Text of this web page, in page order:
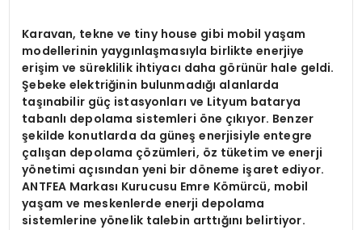
Karavan, tekne ve tiny house gibi mobil yaşam
modellerinin yaygınlaşmasıyla birlikte enerjiye
erişim ve süreklilik ihtiyacı daha görünür hale geldi.
Şebeke elektriğinin bulunmadığı alanlarda
taşınabilir güç istasyonları ve Lityum batarya
tabanlı depolama sistemleri öne çıkıyor. Benzer
şekilde konutlarda da güneş enerjisiyle entegre
çalışan depolama çözümleri, öz tüketim ve enerji
yönetimi açısından yeni bir döneme işaret ediyor.
ANTFEA Markası Kurucusu Emre Kömürcü, mobil
yaşam ve meskenlerde enerji depolama
sistemlerine yönelik talebin arttığını belirtiyor.